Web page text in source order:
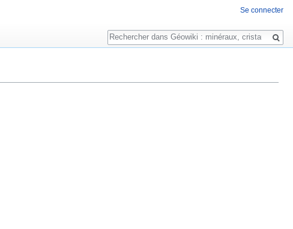
Se connecter
Rechercher